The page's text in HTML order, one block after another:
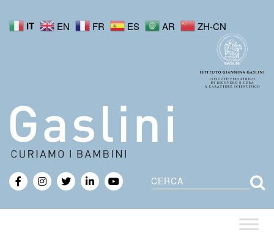
IT EN FR ES AR ZH-CN
Cerca